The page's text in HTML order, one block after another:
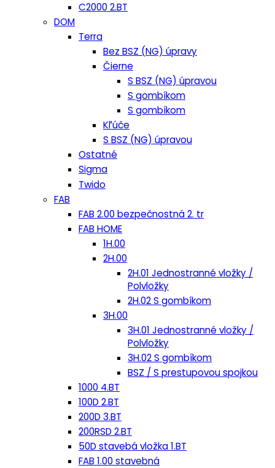
C2000 2.BT
DOM
Terra
Bez BSZ (NG) úpravy
Čierne
S BSZ (NG) úpravou
S gombíkom
S gombíkom
Kľúče
S BSZ (NG) úpravou
Ostatné
Sigma
Twido
FAB
FAB 2.00 bezpečnostná 2. tr
FAB HOME
1H.00
2H.00
2H.01 Jednostranné vložky /
Polvložky
2H.02 S gombíkom
3H.00
3H.01 Jednostranné vložky /
Polvložky
3H.02 S gombíkom
BSZ / S prestupovou spojkou
1000 4.BT
100D 2.BT
200D 3.BT
200RSD 2.BT
50D stavebá vložka 1.BT
FAB 1.00 stavebná